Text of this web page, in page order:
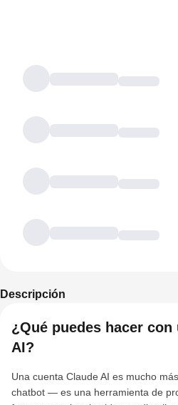
Descripción
¿Qué puedes hacer con
AI?
Una cuenta Claude AI es mucho
chatbot — es una herramienta de